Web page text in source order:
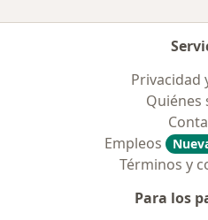
Privacidad
Quiénes
Empleos
Términos y
Para los